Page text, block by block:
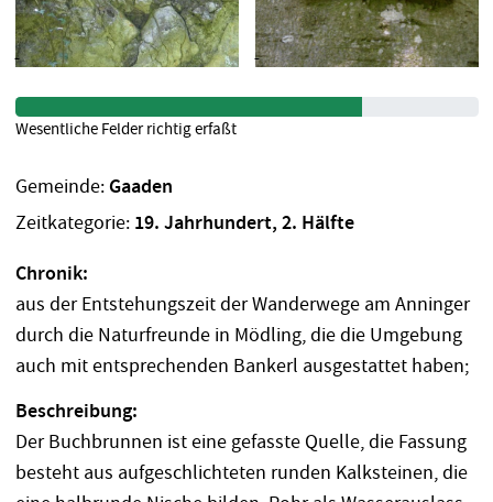
Gemeinde:Gaaden
Zeitkategorie: 19. Jahrhundert, 2. Hälfte
Chronik:
aus der Entstehungszeit der Wanderwege am Anninger
durch die Naturfreunde in Mödling, die die Umgebung
auch mit entsprechenden Bankerl ausgestattet haben;
Beschreibung:
Der Buchbrunnen ist eine gefasste Quelle, die Fassung
besteht aus aufgeschlichteten runden Kalksteinen, die
Wesentliche Felder richtig erfaßt